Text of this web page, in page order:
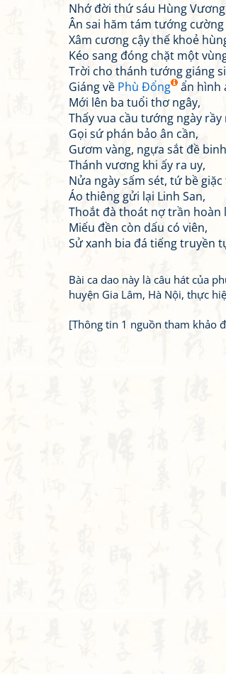
Nhớ đời thứ sáu Hùng
Ân sai hăm tám tướng
Xâm cương cậy thế khoẻ
Kéo sang đóng chặt một
Trời cho thánh tướng giáng
Giáng về Phù Đổng
ẩn hình
Mới lên ba tuổi thơ ngây,
Thấy vua cầu tướng ngày rầy
Gọi sứ phán bảo ân cần,
Gươm vàng, ngựa sắt đề
Thánh vương khi ấy ra uy,
Nửa ngày sấm sét, tứ bề giặc
Áo thiêng gửi lại Linh San,
Thoắt đà thoát nợ trần hoàn
Miếu đền còn dấu có viên,
Sử xanh bia đá tiếng truyền
Bài ca dao này là câu hát của
huyện Gia Lâm, Hà Nội, thực
[Thông tin 1 nguồn tham khảo